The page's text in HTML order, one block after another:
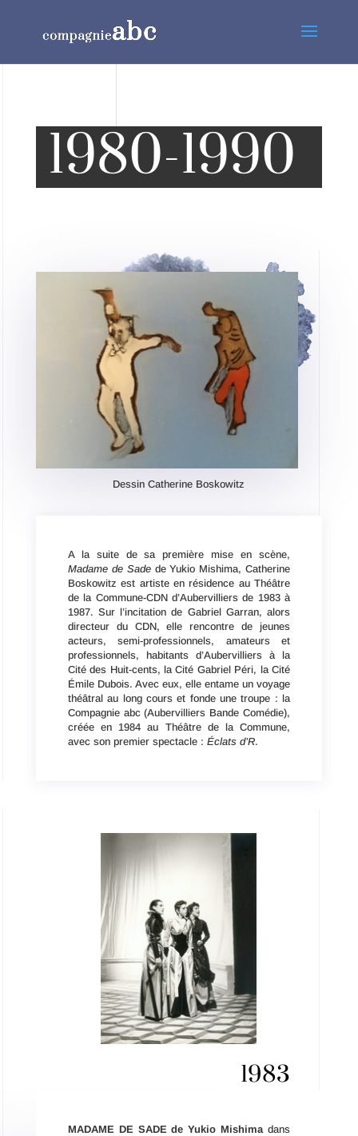
1980-1990
Dessin Catherine Boskowitz
A la suite de sa première mise en scène,
Madame de Sade de Yukio Mishima, Catherine
Boskowitz est artiste en résidence au Théâtre
de la Commune-CDN d’Aubervilliers de 1983 à
1987. Sur l’incitation de Gabriel Garran, alors
directeur du CDN, elle rencontre de jeunes
acteurs, semi-professionnels, amateurs et
professionnels, habitants d’Aubervilliers à la
Cité des Huit-cents, la Cité Gabriel Péri, la Cité
Émile Dubois. Avec eux, elle entame un voyage
théâtral au long cours et fonde une troupe : la
Compagnie abc (Aubervilliers Bande Comédie),
créée en 1984 au Théâtre de la Commune,
avec son premier spectacle : Éclats d’R.
1983
MADAME DE SADE de Yukio Mishimadans